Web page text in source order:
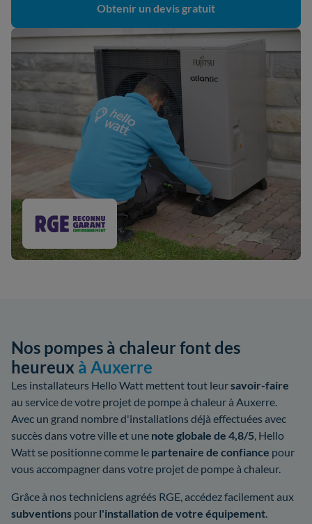
Obtenir un devis gratuit
Nos pompes à chaleur font des
heureux à Auxerre
Les installateurs Hello Watt mettent tout leursavoir-faire
au service de votre projet de pompe à chaleur à Auxerre.
Avec un grand nombre d'installations déjà effectuées avec
succès dans votre ville et une note globale de 4,8/5, Hello
Watt se positionne comme le partenaire de confiance pour
vous accompagner dans votre projet de pompe à chaleur.
Grâce à nos techniciens agréés RGE, accédez facilement aux
subventions pour l'installation de votre équipement.